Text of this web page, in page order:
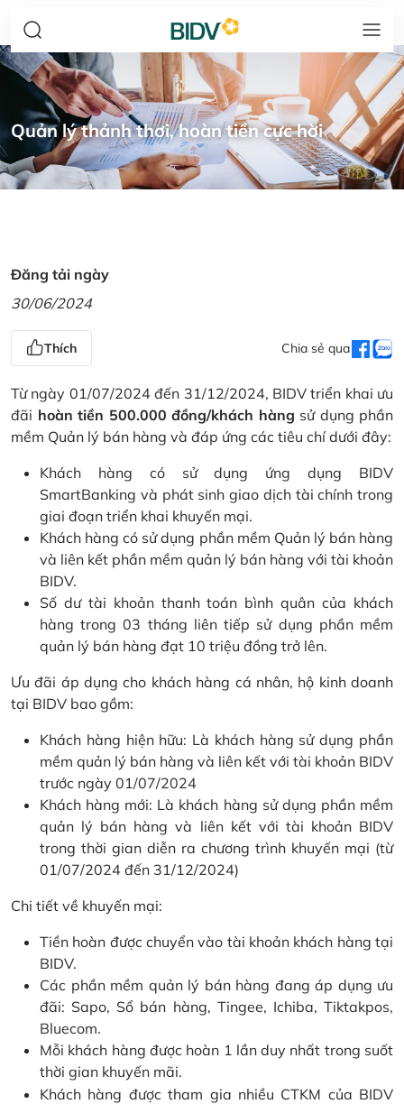
Quản lý thảnh thơi, hoàn tiền cực hời
Đăng tải ngày
30/06/2024
Thích Chia sẻ qua
Từ ngày 01/07/2024 đến 31/12/2024, BIDV triển khai ưu
đãi hoàn tiền 500.000 đồng/khách hàng sử dụng phần
mềm Quản lý bán hàng và đáp ứng các tiêu chí dưới đây:
Khách hàng có sử dụng ứng dụng BIDV
SmartBanking và phát sinh giao dịch tài chính trong
giai đoạn triển khai khuyến mại.
Khách hàng có sử dụng phần mềm Quản lý bán hàng
và liên kết phần mềm quản lý bán hàng với tài khoản
BIDV.
Số dư tài khoản thanh toán bình quân của khách
hàng trong 03 tháng liên tiếp sử dụng phần mềm
quản lý bán hàng đạt 10 triệu đồng trở lên.
Ưu đãi áp dụng cho khách hàng cá nhân, hộ kinh doanh
tại BIDV bao gồm:
Khách hàng hiện hữu: Là khách hàng sử dụng phần
mềm quản lý bán hàng và liên kết với tài khoản BIDV
trước ngày 01/07/2024
Khách hàng mới: Là khách hàng sử dụng phần mềm
quản lý bán hàng và liên kết với tài khoản BIDV
trong thời gian diễn ra chương trình khuyến mại (từ
01/07/2024 đến 31/12/2024)
Chi tiết về khuyến mại:
Tiền hoàn được chuyển vào tài khoản khách hàng tại
BIDV.
Các phần mềm quản lý bán hàng đang áp dụng ưu
đãi: Sapo, Sổ bán hàng, Tingee, Ichiba, Tiktakpos,
Bluecom.
Mỗi khách hàng được hoàn 1 lần duy nhất trong suốt
thời gian khuyến mãi.
Khách hàng được tham gia nhiều CTKM của BIDV